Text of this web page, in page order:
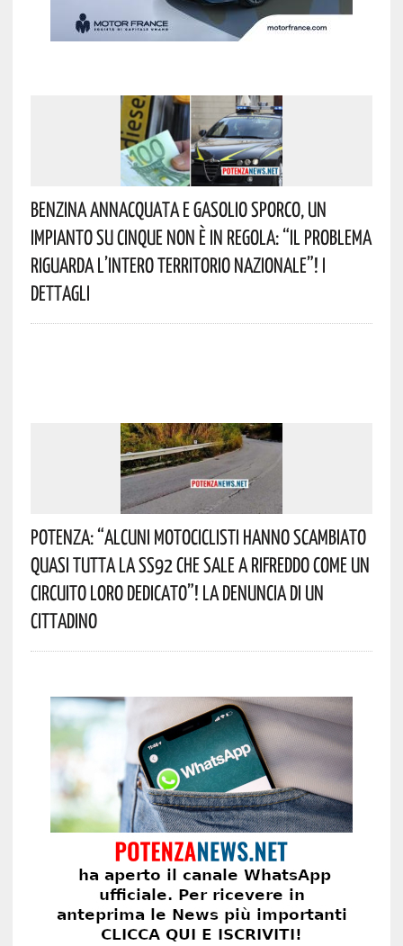
Benzina Annacquata E Gasolio Sporco, Un
Impianto Su Cinque Non È In Regola: “il Problema
Riguarda L’intero Territorio Nazionale”! I
Dettagli
Potenza: “alcuni Motociclisti Hanno Scambiato
Quasi Tutta La SS92 Che Sale A Rifreddo Come Un
Circuito Loro Dedicato”! La Denuncia Di Un
Cittadino